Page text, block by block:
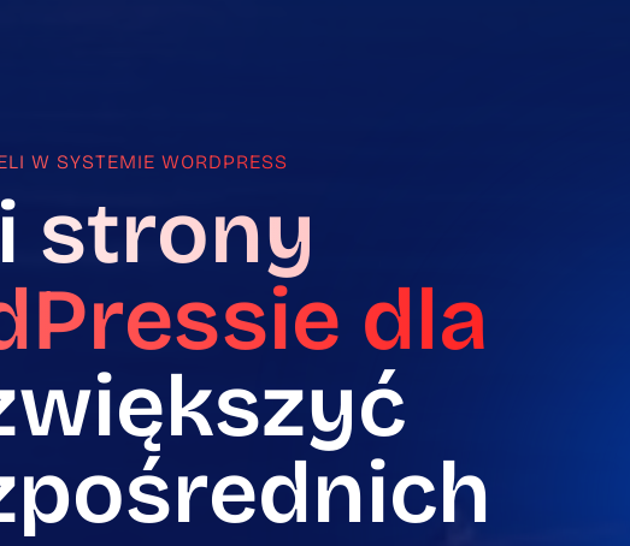
W SYSTEMIE WORDPRESS
strony
dla